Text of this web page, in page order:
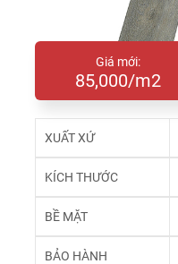
Giá mới:
85,000/m2
XUẤT XỨ
KÍCH THƯỚC
BỀ MẶT
BẢO HÀNH